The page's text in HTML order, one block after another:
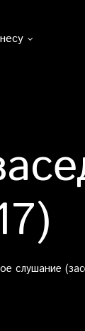
слушание